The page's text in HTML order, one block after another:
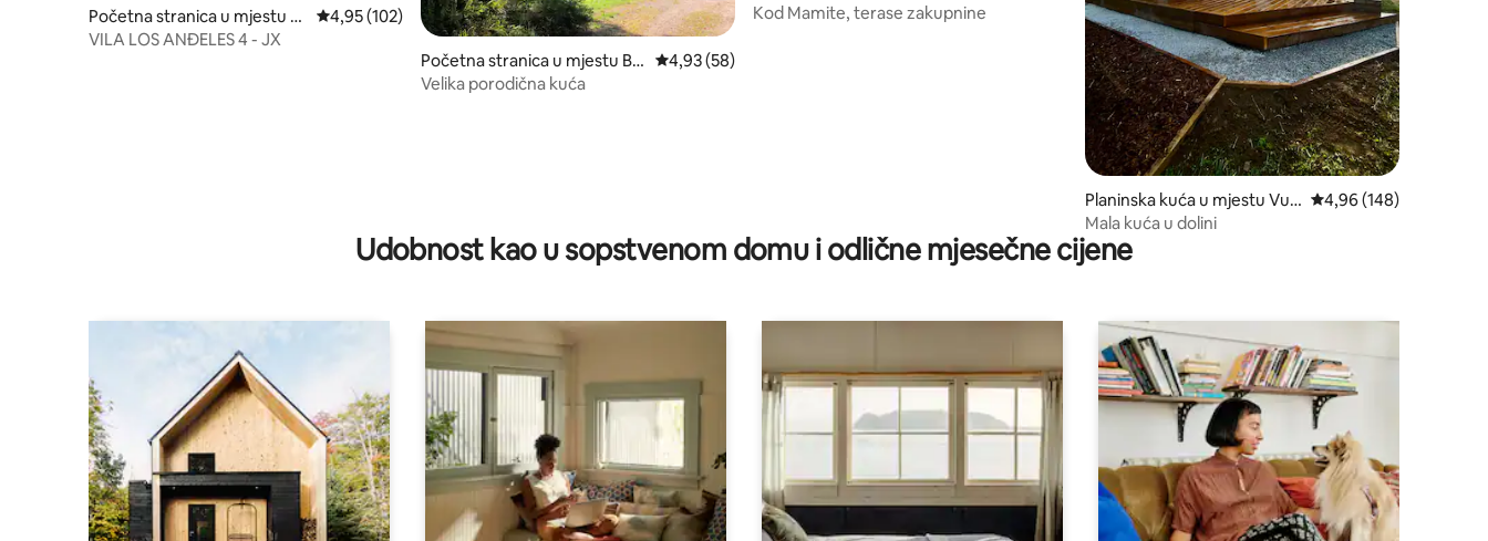
Početna stranica u mjestu O
rnans
prosječna ocjena 4,95 od 5, recenzija: 102
4,95 (102)
VILA LOS ANĐELES 4 - JX
Početna stranica u mjestu Bol
andoz
prosječna ocjena 4,93 od 5, recenzija: 58
4,93 (58)
Velika porodična kuća
Kod Mamite, terase zakupnine
Planinska kuća u mjestu Vuill
afans
prosječna ocjena 4,96
4,96 (148)
Mala kuća u dolini
Udobnost kao u sopstvenom domu i odlične mjesečne cijene